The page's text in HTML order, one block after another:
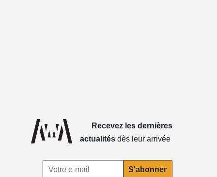
Recevez les dernières
actualités dès leur arrivée